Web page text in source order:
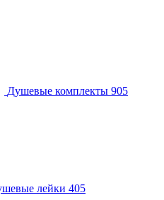
Душевые комплекты 905
лейки 405